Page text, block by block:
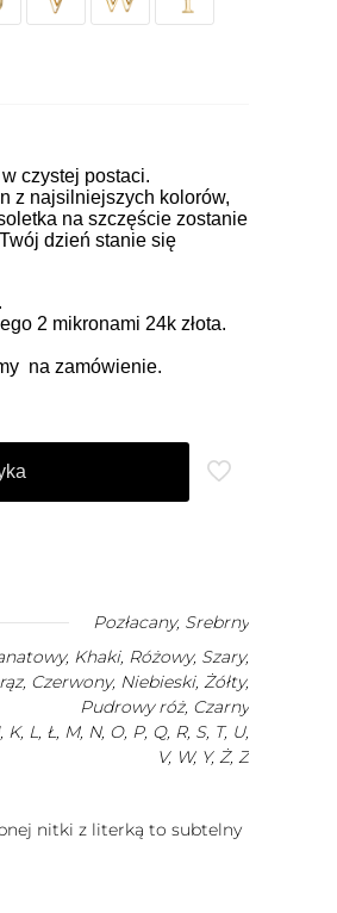
czystej postaci.
z najsilniejszych kolorów,
na szczęście zostanie
dzień stanie się
2 mikronami 24k złota.
na zamówienie.
Pozłacany, Srebrny
Khaki, Różowy, Szary,
Czerwony, Niebieski, Żółty,
Pudrowy róż, Czarny
L, Ł, M, N, O, P, Q, R, S, T, U,
V, W, Y, Ż, Z
nitki z literką to subtelny